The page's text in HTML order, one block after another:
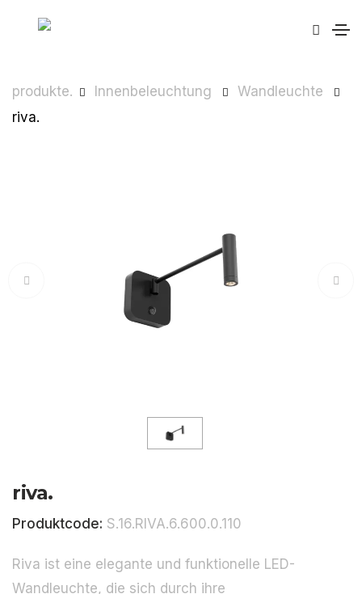
produkte. Innenbeleuchtung
Wandleuchte
riva.
riva.
Produktcode: S.16.RIVA.6.600.0.110
Riva ist eine elegante und funktionelle LED-
Wandleuchte, die sich durch ihre